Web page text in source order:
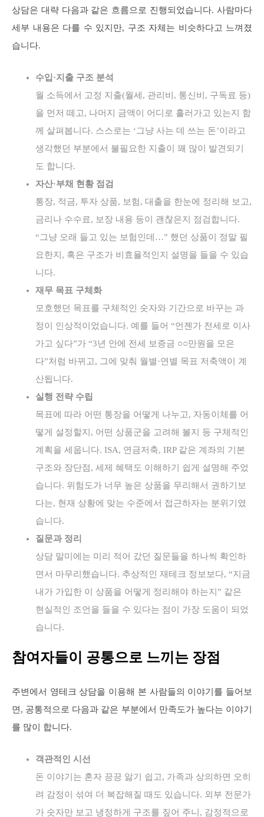
상담은 대략 다음과 같은 흐름으로 진행되었습니다. 사람마다
세부 내용은 다를 수 있지만, 구조 자체는 비슷하다고 느껴졌
습니다.
수입·지출 구조 분석
월 소득에서 고정 지출(월세, 관리비, 통신비, 구독료 등)
을 먼저 떼고, 나머지 금액이 어디로 흘러가고 있는지 함
께 살펴봅니다. 스스로는 ‘그냥 사는 데 쓰는 돈’이라고
생각했던 부분에서 불필요한 지출이 꽤 많이 발견되기
도 합니다.
자산·부채 현황 점검
통장, 적금, 투자 상품, 보험, 대출을 한눈에 정리해 보고,
금리나 수수료, 보장 내용 등이 괜찮은지 점검합니다.
“그냥 오래 들고 있는 보험인데…” 했던 상품이 정말 필
요한지, 혹은 구조가 비효율적인지 설명을 들을 수 있습
니다.
재무 목표 구체화
모호했던 목표를 구체적인 숫자와 기간으로 바꾸는 과
정이 인상적이었습니다. 예를 들어 “언젠가 전세로 이사
가고 싶다”가 “3년 안에 전세 보증금 ○○만원을 모은
다”처럼 바뀌고, 그에 맞춰 월별·연별 목표 저축액이 계
산됩니다.
실행 전략 수립
목표에 따라 어떤 통장을 어떻게 나누고, 자동이체를 어
떻게 설정할지, 어떤 상품군을 고려해 볼지 등 구체적인
계획을 세웁니다. ISA, 연금저축, IRP 같은 계좌의 기본
구조와 장단점, 세제 혜택도 이해하기 쉽게 설명해 주었
습니다. 위험도가 너무 높은 상품을 무리해서 권하기보
다는, 현재 상황에 맞는 수준에서 접근하자는 분위기였
습니다.
질문과 정리
상담 말미에는 미리 적어 갔던 질문들을 하나씩 확인하
면서 마무리했습니다. 추상적인 재테크 정보보다, “지금
내가 가입한 이 상품을 어떻게 정리해야 하는지” 같은
현실적인 조언을 들을 수 있다는 점이 가장 도움이 되었
습니다.
참여자들이 공통으로 느끼는 장점
주변에서 영테크 상담을 이용해 본 사람들의 이야기를 들어보
면, 공통적으로 다음과 같은 부분에서 만족도가 높다는 이야기
를 많이 합니다.
객관적인 시선
돈 이야기는 혼자 끙끙 앓기 쉽고, 가족과 상의하면 오히
려 감정이 섞여 더 복잡해질 때도 있습니다. 외부 전문가
가 숫자만 보고 냉정하게 구조를 짚어 주니, 감정적으로